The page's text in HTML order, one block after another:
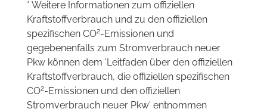
* Weitere Informationen zum offiziellen
Kraftstoffverbrauch und zu den offiziellen
spezifischen CO2-Emissionen und
gegebenenfalls zum Stromverbrauch neuer
Pkw können dem 'Leitfaden über den offiziellen
Kraftstoffverbrauch, die offiziellen spezifischen
CO2-Emissionen und den offiziellen
Stromverbrauch neuer Pkw' entnommen